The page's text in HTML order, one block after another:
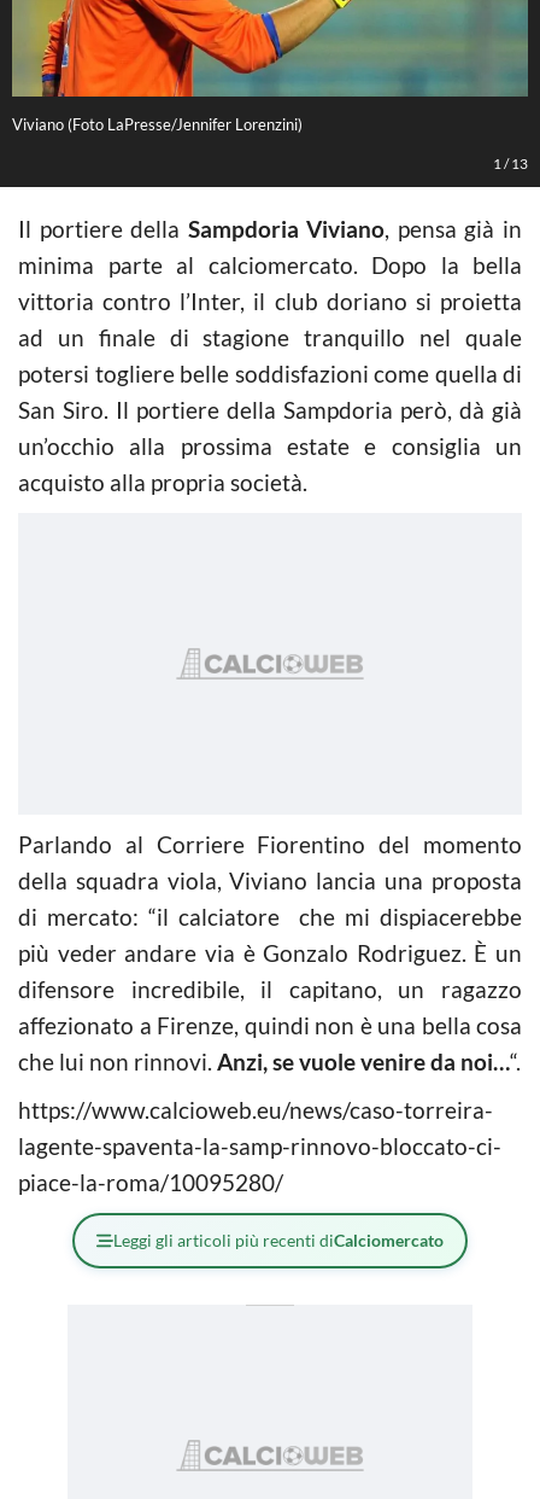
Viviano (Foto LaPresse/Jennifer Lorenzini)
1 /13
Il portiere della Sampdoria Viviano, pensa già in
minima parte al calciomercato. Dopo la bella
vittoria contro l’Inter, il club doriano si proietta
ad un finale di stagione tranquillo nel quale
potersi togliere belle soddisfazioni come quella di
San Siro. Il portiere della Sampdoria però, dà già
un’occhio alla prossima estate e consiglia un
acquisto alla propria società.
Parlando al Corriere Fiorentino del momento
della squadra viola, Viviano lancia una proposta
di mercato: “il calciatore che mi dispiacerebbe
più veder andare via è Gonzalo Rodriguez. È un
difensore incredibile, il capitano, un ragazzo
affezionato a Firenze, quindi non è una bella cosa
che lui non rinnovi. Anzi, se vuole venire da noi…“.
https://www.calcioweb.eu/news/caso-torreira-
lagente-spaventa-la-samp-rinnovo-bloccato-ci-
piace-la-roma/10095280/
Leggi gli articoli più recenti diCalciomercato